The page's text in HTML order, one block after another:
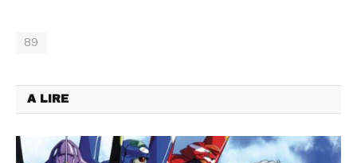
89
A LIRE